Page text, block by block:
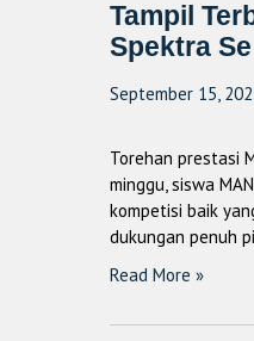
Tampil
Spektra
September 15,
Torehan prestasi
minggu, siswa
kompetisi baik
dukungan penuh
Read More »